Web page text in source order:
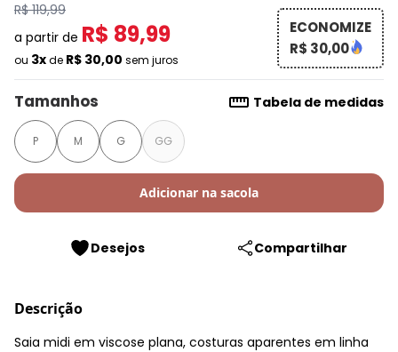
R$ 119,99
a partir de R$ 89,99
ou 3xde R$ 30,00 sem juros
ECONOMIZE
R$ 30,00
Tamanhos Tabela de medidas
P M G GG
Adicionar na sacola
Desejos Compartilhar
Descrição
Saia midi em viscose plana, costuras aparentes em linha